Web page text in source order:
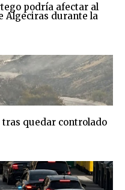
podría afectar al
Algeciras durante la
quedar controlado